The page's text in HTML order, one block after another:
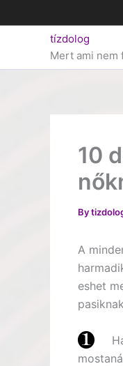
to
tízdolog
Mert ami nem
10
By
A
eshet